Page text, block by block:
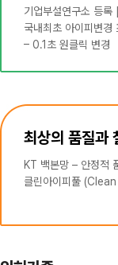
기업부설연구소 등
국내최초 아이피변
– 0.1초 원클릭 변경
최상의 품질과
KT 백본망 – 안정적
클린아이피풀